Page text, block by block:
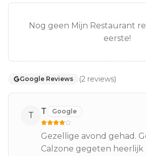
Nog geen Mijn Restaurant
eerste!
Google Reviews (2 reviews)
T T Google
Gezellige avond gehad.
Calzone gegeten heerlijk